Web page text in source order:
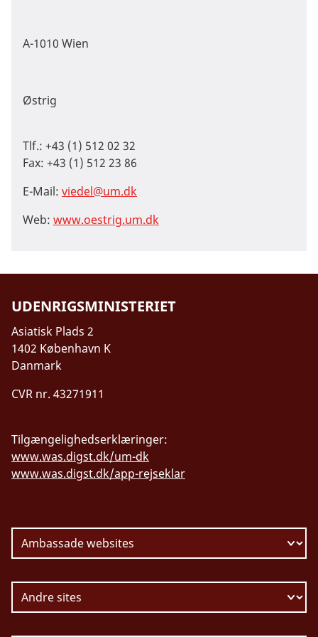
A-1010 Wien
Østrig
Tlf.: +43 (1) 512 02 32
Fax: +43 (1) 512 23 86
E-Mail: viedel@um.dk
Web: www.oestrig.um.dk
UDENRIGSMINISTERIET
Asiatisk Plads 2
1402 København K
Danmark
CVR nr. 43271911
Tilgængelighedserklæringer:
www.was.digst.dk/um-dk
www.was.digst.dk/app-rejseklar